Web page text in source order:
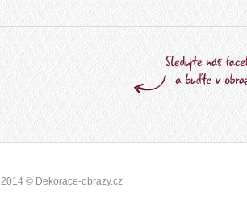
2014 © Dekorace-obrazy.cz